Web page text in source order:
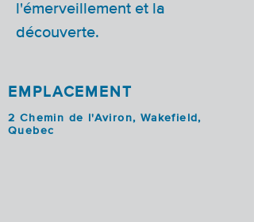
l'émerveillement et la
découverte.
EMPLACEMENT
2 Chemin de l'Aviron, Wakefield,
Quebec